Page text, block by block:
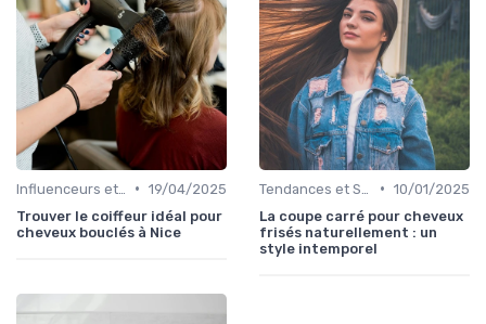
• 19/04/2025
Trouver le coiffeur idéal pour
cheveux bouclés à Nice
• 10/01/2025
La coupe carré pour cheveux
frisés naturellement : un
style intemporel